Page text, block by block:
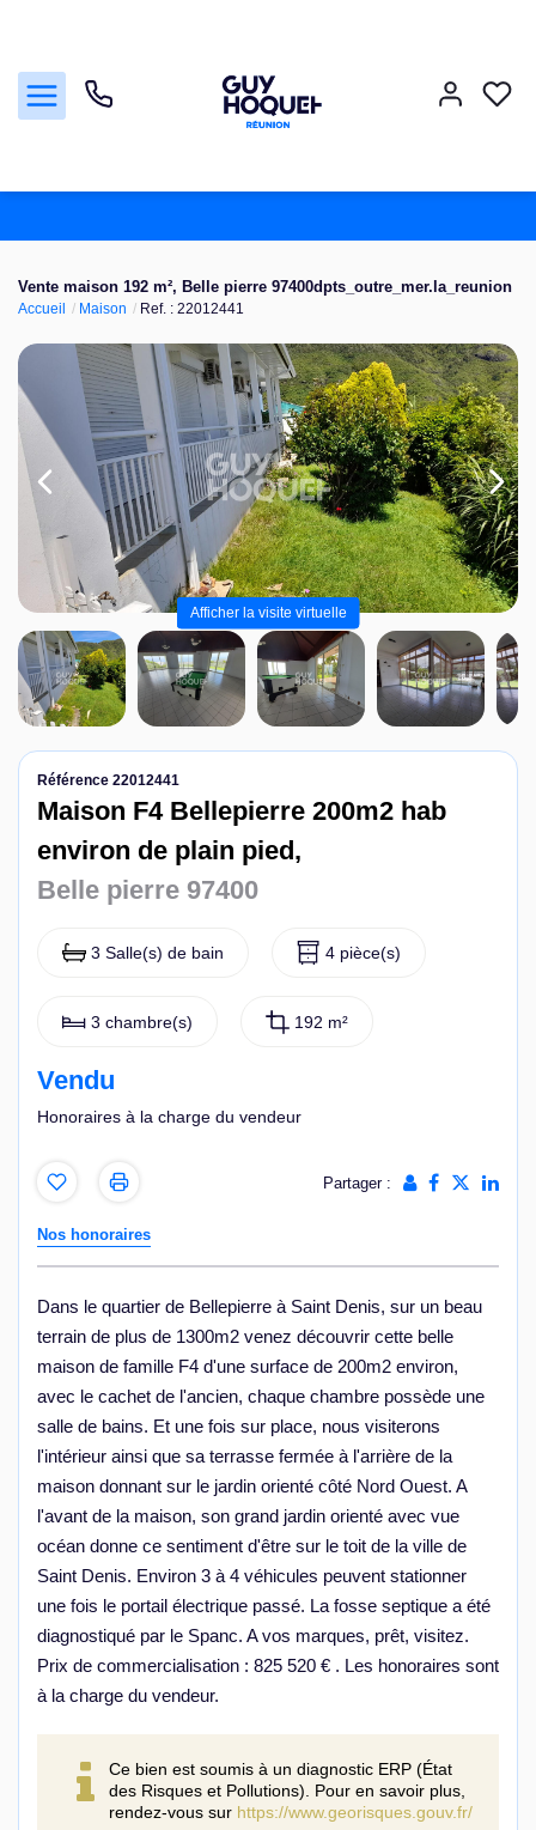
Vendre
Louer
Faire gérer
Nos agences
Nous contacter
Vente maison 192 m², Belle pierre 97400dpts_outre_mer.la_reunion
Accueil Maison Ref. : 22012441
Afficher la visite virtuelle
Référence 22012441
Maison F4 Bellepierre 200m2 hab
environ de plain pied,
Belle pierre 97400
3 Salle(s) de bain 4 pièce(s)
3 chambre(s) 192 m²
Vendu
Honoraires à la charge du vendeur
Partager :
Nos honoraires
Dans le quartier de Bellepierre à Saint Denis, sur un beau
terrain de plus de 1300m2 venez découvrir cette belle
maison de famille F4 d'une surface de 200m2 environ,
avec le cachet de l'ancien, chaque chambre possède une
salle de bains. Et une fois sur place, nous visiterons
l'intérieur ainsi que sa terrasse fermée à l'arrière de la
maison donnant sur le jardin orienté côté Nord Ouest. A
l'avant de la maison, son grand jardin orienté avec vue
océan donne ce sentiment d'être sur le toit de la ville de
Saint Denis. Environ 3 à 4 véhicules peuvent stationner
une fois le portail électrique passé. La fosse septique a été
diagnostiqué par le Spanc. A vos marques, prêt, visitez.
Prix de commercialisation : 825 520 € . Les honoraires sont
à la charge du vendeur.
Ce bien est soumis à un diagnostic ERP (État
des Risques et Pollutions). Pour en savoir plus,
rendez-vous sur https://www.georisques.gouv.fr/